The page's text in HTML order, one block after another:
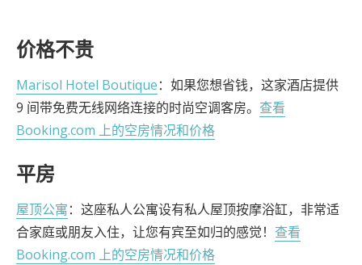
价格不贵
Marisol Hotel Boutique：如果您想省钱，这家酒店提供
9 间带免费无线网络连接的时尚空调客房。 查看
Booking.com 上的空房情况和价格
平房
屋顶公寓：这座私人公寓设有私人屋顶按摩浴缸，非常适
合家庭或朋友入住，让您有宾至如归的感觉！ 查看
Booking.com 上的空房情况和价格